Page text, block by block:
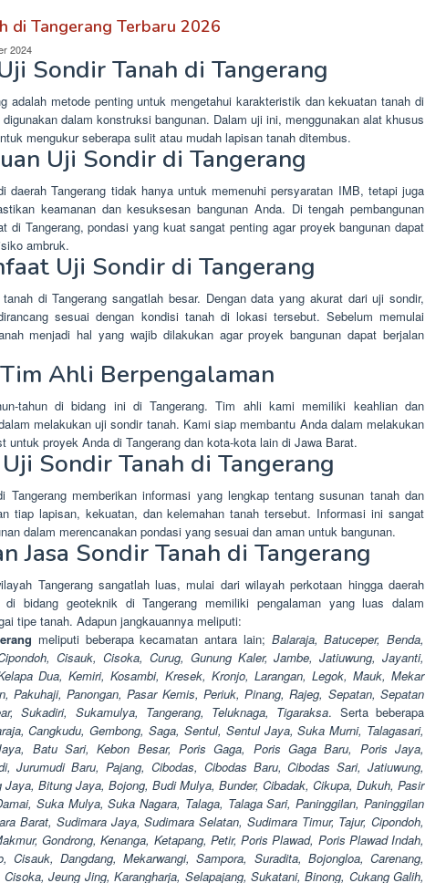
di Tangerang Terbaru 2026
2024
Sondir Tanah di Tangerang
adalah metode penting untuk mengetahui karakteristik dan kekuatan tanah di
dalam konstruksi bangunan. Dalam uji ini, menggunakan alat khusus
mengukur seberapa sulit atau mudah lapisan tanah ditembus.
Uji Sondir di Tangerang
daerah Tangerang tidak hanya untuk memenuhi persyaratan IMB, tetapi juga
keamanan dan kesuksesan bangunan Anda. Di tengah pembangunan
di Tangerang, pondasi yang kuat sangat penting agar proyek bangunan dapat
ambruk.
Uji Sondir di Tangerang
di Tangerang sangatlah besar. Dengan data yang akurat dari uji sondir,
sesuai dengan kondisi tanah di lokasi tersebut. Sebelum memulai
menjadi hal yang wajib dilakukan agar proyek bangunan dapat berjalan
Tim Ahli Berpengalaman
tahun di bidang ini di Tangerang. Tim ahli kami memiliki keahlian dan
melakukan uji sondir tanah. Kami siap membantu Anda dalam melakukan
untuk proyek Anda di Tangerang dan kota-kota lain di Jawa Barat.
Sondir Tanah di Tangerang
Tangerang memberikan informasi yang lengkap tentang susunan tanah dan
tiap lapisan, kekuatan, dan kelemahan tanah tersebut. Informasi ini sangat
dalam merencanakan pondasi yang sesuai dan aman untuk bangunan.
Jasa Sondir Tanah di Tangerang
Tangerang sangatlah luas, mulai dari wilayah perkotaan hingga daerah
di bidang geoteknik di Tangerang memiliki pengalaman yang luas dalam
tipe tanah. Adapun jangkauannya meliputi:
meliputi beberapa kecamatan antara lain; Balaraja, Batuceper, Benda,
Cisauk, Cisoka, Curug, Gunung Kaler, Jambe, Jatiuwung, Jayanti,
Dua, Kemiri, Kosambi, Kresek, Kronjo, Larangan, Legok, Mauk, Mekar
Pakuhaji, Panongan, Pasar Kemis, Periuk, Pinang, Rajeg, Sepatan, Sepatan
Sukadiri, Sukamulya, Tangerang, Teluknaga, Tigaraksa. Serta beberapa
Cangkudu, Gembong, Saga, Sentul, Sentul Jaya, Suka Murni, Talagasari,
Batu Sari, Kebon Besar, Poris Gaga, Poris Gaga Baru, Poris Jaya,
Jurumudi Baru, Pajang, Cibodas, Cibodas Baru, Cibodas Sari, Jatiuwung,
Jaya, Bitung Jaya, Bojong, Budi Mulya, Bunder, Cibadak, Cikupa, Dukuh, Pasir
Suka Mulya, Suka Nagara, Talaga, Talaga Sari, Paninggilan, Paninggilan
Barat, Sudimara Jaya, Sudimara Selatan, Sudimara Timur, Tajur, Cipondoh,
Gondrong, Kenanga, Ketapang, Petir, Poris Plawad, Poris Plawad Indah,
Cisauk, Dangdang, Mekarwangi, Sampora, Suradita, Bojongloa, Carenang,
Jeung Jing, Karangharja, Selapajang, Sukatani, Binong, Cukang Galih,